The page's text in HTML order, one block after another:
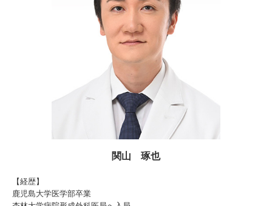
関山 琢也
【経歴】
鹿児島大学医学部卒業